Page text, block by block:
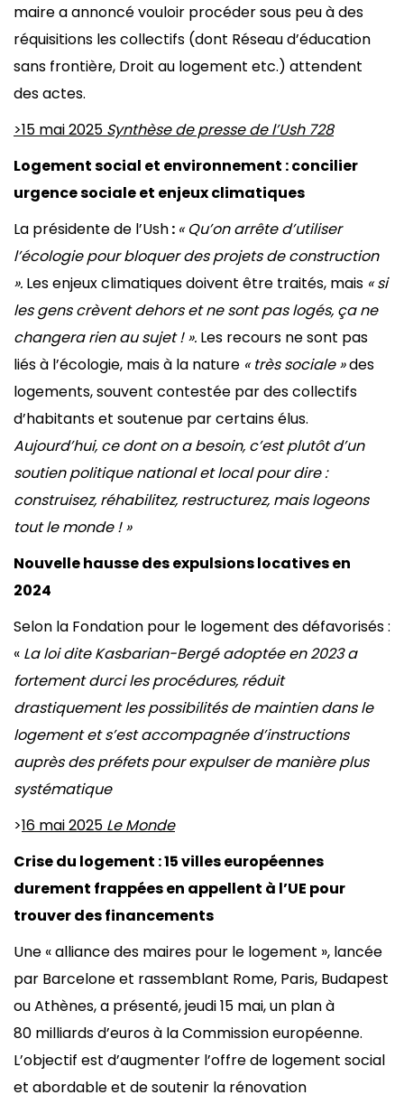
maire a annoncé vouloir procéder sous peu à des
réquisitions les collectifs (dont Réseau d’éducation
sans frontière, Droit au logement etc.) attendent
des actes.
>15 mai 2025 Synthèse de presse de l’Ush 728
Logement social et environnement : concilier
urgence sociale et enjeux climatiques
La présidente de l’Ush: « Qu’on arrête d’utiliser
l’écologie pour bloquer des projets de construction
». Les enjeux climatiques doivent être traités, mais « si
les gens crèvent dehors et ne sont pas logés, ça ne
changera rien au sujet ! ». Les recours ne sont pas
liés à l’écologie, mais à la nature « très sociale »des
logements, souvent contestée par des collectifs
d’habitants et soutenue par certains élus.
Aujourd’hui, ce dont on a besoin, c’est plutôt d’un
soutien politique national et local pour dire :
construisez, réhabilitez, restructurez, mais logeons
tout le monde ! »
Nouvelle hausse des expulsions locatives en
2024
Selon la Fondation pour le logement des défavorisés :
« La loi dite Kasbarian-Bergé adoptée en 2023 a
fortement durci les procédures, réduit
drastiquement les possibilités de maintien dans le
logement et s’est accompagnée d’instructions
auprès des préfets pour expulser de manière plus
>16 mai 2025 Le Monde
Crise du logement : 15 villes européennes
durement frappées en appellent à l’UE pour
trouver des financements
Une « alliance des maires pour le logement », lancée
par Barcelone et rassemblant Rome, Paris, Budapest
ou Athènes, a présenté, jeudi 15 mai, un plan à
80 milliards d’euros à la Commission européenne.
L’objectif est d’augmenter l’offre de logement social
et abordable et de soutenir la rénovation